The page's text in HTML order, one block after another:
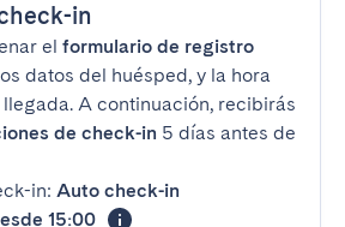
in
el formulario de registro
datos del huésped, y la hora
A continuación, recibirás
de check-in 5 días antes de
in: Auto check-in
15:00